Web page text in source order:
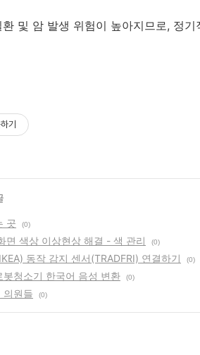
및 암 발생 위험이 높아지므로, 정기
기
곳 (0)
면 색상 이상현상 해결 - 색 관리 (0)
동작 감지 센서(TRADFRI) 연결하기 (0)
청소기 한국어 음성 변환 (0)
의원들 (0)